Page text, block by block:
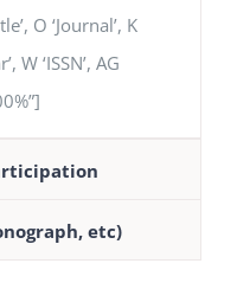
O ‘Journal’, K
W ‘ISSN’, AG
etc)